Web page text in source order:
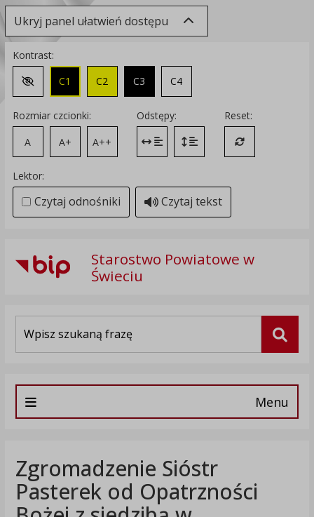
Ukryj panel ułatwień dostępu
Kontrast:
Zmień kontrast na domyślny
C1 C2 C3 C4
Rozmiar czcionki:
A
A+ A++
Odstępy:
Zmień odstęp między literami
Zmień interlinię i margines
Reset:
Przywróć
Lektor:
Czytaj odnośniki Czytaj tekst
Starostwo Powiatowe w
Świeciu
Menu
Zgromadzenie Sióstr
Pasterek od Opatrzności